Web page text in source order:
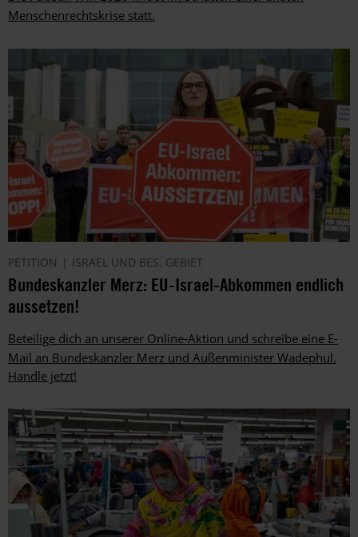
Menschenrechtskrise statt.
PETITION ISRAEL UND BES. GEBIET
Bundeskanzler Merz: EU-Israel-Abkommen endlich
aussetzen!
Beteilige dich an unserer Online-Aktion und schreibe eine E-
Mail an Bundeskanzler Merz und Außenminister Wadephul.
Handle jetzt!